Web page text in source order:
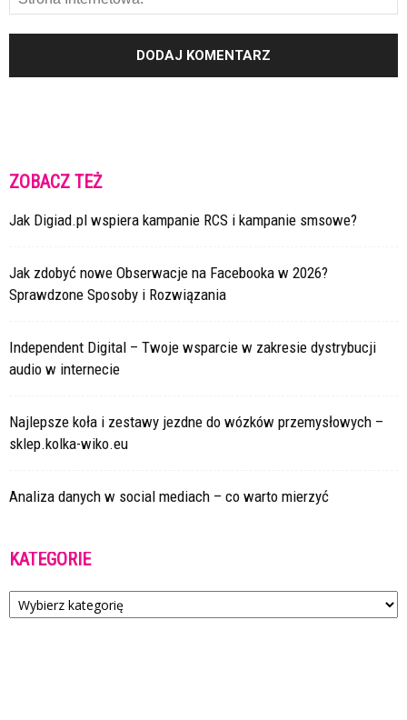
ZOBACZ TEŻ
Jak Digiad.pl wspiera kampanie RCS i kampanie smsowe?
Jak zdobyć nowe Obserwacje na Facebooka w 2026?
Sprawdzone Sposoby i Rozwiązania
Independent Digital – Twoje wsparcie w zakresie dystrybucji
audio w internecie
Najlepsze koła i zestawy jezdne do wózków przemysłowych –
sklep.kolka-wiko.eu
Analiza danych w social mediach – co warto mierzyć
KATEGORIE
Kategorie